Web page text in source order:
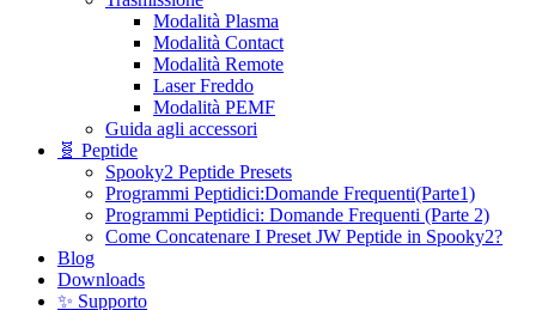
Modalità Plasma
Modalità Contact
Modalità Remote
Laser Freddo
Modalità PEMF
Guida agli accessori
🧬 Peptide
Spooky2 Peptide Presets
Programmi Peptidici:Domande Frequenti(Parte1)
Programmi Peptidici: Domande Frequenti (Parte 2)
Come Concatenare I Preset JW Peptide in Spooky2?
Blog
Downloads
✨ Supporto